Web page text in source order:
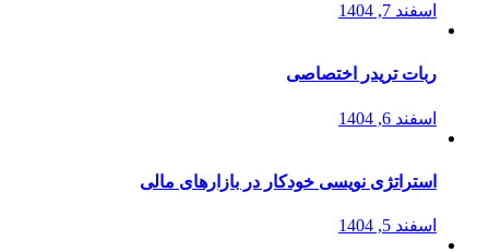
اسفند 7, 1404
ربات تریدر اختصاصی
اسفند 6, 1404
استراتژی‌ نویسی خودکار در بازارهای مالی
اسفند 5, 1404